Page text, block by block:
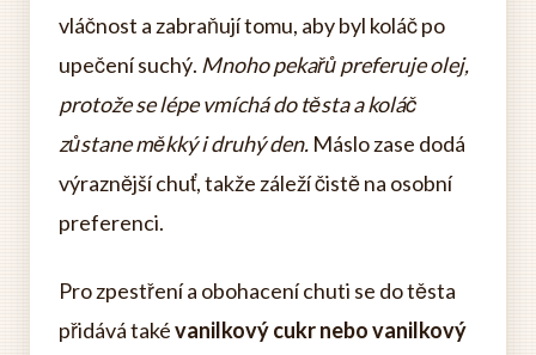
vláčnost a zabraňují tomu, aby byl koláč po
upečení suchý. Mnoho pekařů preferuje olej,
protože se lépe vmíchá do těsta a koláč
zůstane měkký i druhý den. Máslo zase dodá
výraznější chuť, takže záleží čistě na osobní
preferenci.
Pro zpestření a obohacení chuti se do těsta
přidává takévanilkový cukr nebo vanilkový